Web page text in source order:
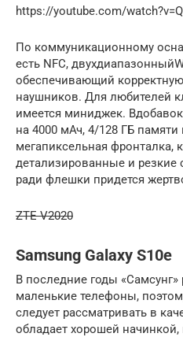
https://youtube.com/
По коммуникационному
есть NFC,
обеспечивающий
наушников. Для любителей
имеется миниджек.
на 4000 мАч, 4/128 ГБ памяти
мегапиксельная фронталка,
детализированные и
ради флешки придется
ZTE V2020
Samsung Galaxy S10e
В последние годы «Самсунг»
маленькие телефоны,
следует рассматривать в
обладает хорошей